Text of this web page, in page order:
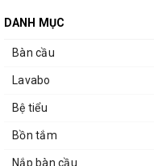
DANH MỤC
Bàn cầu
Lavabo
Bệ tiểu
Bồn tắm
Nắp bàn cầu